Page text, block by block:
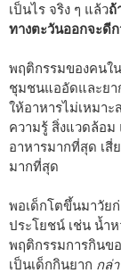
เป็นไร จริง ๆ แล้วถ้
ทางตะวันออกจะดีก
พฤติกรรมของคนใ
ชุมชนแออัดและยา
ให้อาหารไม่เหมา
ความรู้ สิ่งแวดล้อม
อาหารมากที่สุด เสี่
มากที่สุด
พอเด็กโตขึ้นมาวัย
ประโยชน์ เช่น น้ำ
พฤติกรรมการกินข
เป็นเด็กกินยาก กล่